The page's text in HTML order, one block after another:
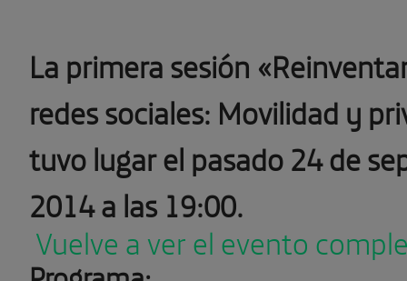
La primera sesión
redes sociales: Movilidad y
tuvo lugar el pasado24 de
2014 a las 19:00.
Vuelve a ver el evento